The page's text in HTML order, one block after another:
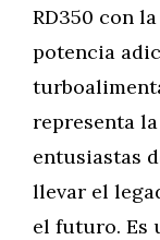
RD350 con
potencia
representa
entusiastas
llevar el
el futuro. Es